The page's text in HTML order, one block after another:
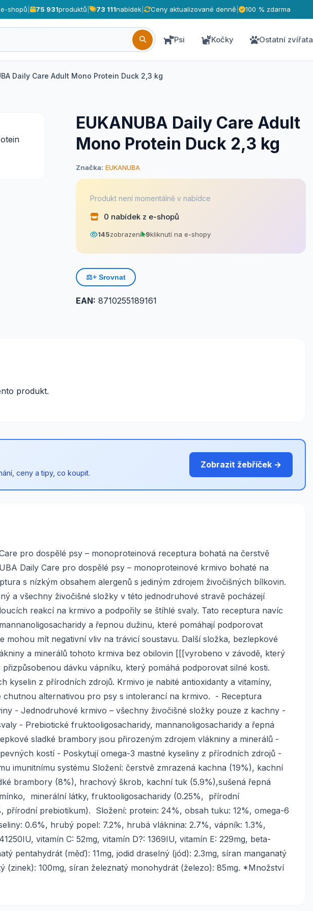
e-shopů 75 931produktů 73 111nabídek| Ceny aktualizované denně 100 % zdarma
Psi Kočky Ostatní zvířata
Daily Care Adult Mono Protein Duck 2,3 kg
EUKANUBA Daily Care Adult
Mono Protein Duck 2,3 kg
Značka: EUKANUBA
Produkt není momentálně v nabídce
0 nabídek z e-shopů
145zobrazení 9kliknutí na e-shopy
⚖️+ Srovnat
EAN: 8710255189161
produkt.
ceny a tipy, co koupit.
Zobrazit žebříček →
pro dospělé psy – monoproteinová receptura bohatá na čerstvě
Daily Care pro dospělé psy – monoproteinové krmivo bohaté na
s nízkým obsahem alergenů s jediným zdrojem živočišných bílkovin.
a všechny živočišné složky v této jednodruhové stravě pocházejí
reakcí na krmivo a podpořily se štíhlé svaly. Tato receptura navíc
a řepnou dužinu, které pomáhají podporovat
mohou mít negativní vliv na trávicí soustavu. Další složka, bezlepkové
a minerálů tohoto krmiva bez obilovin [[[vyrobeno v závodě, který
dávku vápníku, který pomáhá podporovat silné kosti.
kyselin z přírodních zdrojů. Krmivo je nabité antioxidanty a vitamíny,
chutnou alternativou pro psy s intolerancí na krmivo. - Receptura
- Jednodruhové krmivo – všechny živočišné složky pouze z kachny -
- Prebiotické fruktooligosacharidy, mannanoligosacharidy a řepná
sladké brambory jsou přirozeným zdrojem vlákniny a minerálů -
kostí - Poskytují omega-3 mastné kyseliny z přírodních zdrojů -
imunitnímu systému Složení: čerstvě zmrazená kachna (19%), kachní
brambory (8%), hrachový škrob, kachní tuk (5.9%),sušená řepná
minerální látky, fruktooligosacharidy (0.25%, přírodní
přírodní prebiotikum). Složení: protein: 24%, obsah tuku: 12%, omega-6
0.6%, hrubý popel: 7.2%, hrubá vláknina: 2.7%, vápník: 1.3%,
vitamín C: 52mg, vitamín D?: 1369IU, vitamín E: 229mg, beta-
pentahydrát (měď): 11mg, jodid draselný (jód): 2.3mg, síran manganatý
(zinek): 100mg, síran železnatý monohydrát (železo): 85mg. *Množství